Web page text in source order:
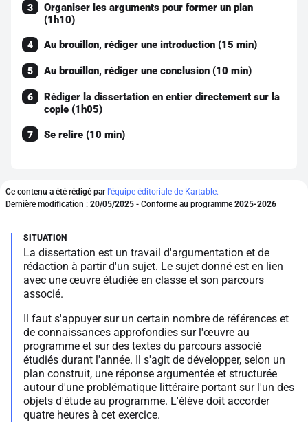
3
Organiser les arguments pour former un plan
(1h10)
4 Au brouillon, rédiger une introduction (15 min)
5 Au brouillon, rédiger une conclusion (10 min)
6
Rédiger la dissertation en entier directement sur la
copie (1h05)
7 Se relire (10 min)
Ce contenu a été rédigé par l'équipe éditoriale de Kartable.
Dernière modification : 20/05/2025 - Conforme au programme 2025-2026
La dissertation est un travail d'argumentation et de
rédaction à partir d'un sujet. Le sujet donné est en lien
avec une œuvre étudiée en classe et son parcours
associé.
Il faut s'appuyer sur un certain nombre de références et
de connaissances approfondies sur l'œuvre au
programme et sur des textes du parcours associé
étudiés durant l'année. Il s'agit de développer, selon un
plan construit, une réponse argumentée et structurée
autour d'une problématique littéraire portant sur l'un des
objets d'étude au programme. L'élève doit accorder
quatre heures à cet exercice.